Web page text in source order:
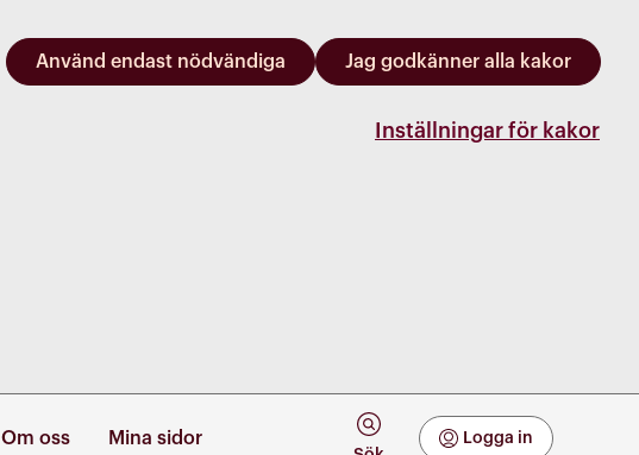
Använd endast nödvändiga Jag godkänner alla kakor
Inställningar för kakor
Om oss Mina sidor
Mina Sidor
Logga in